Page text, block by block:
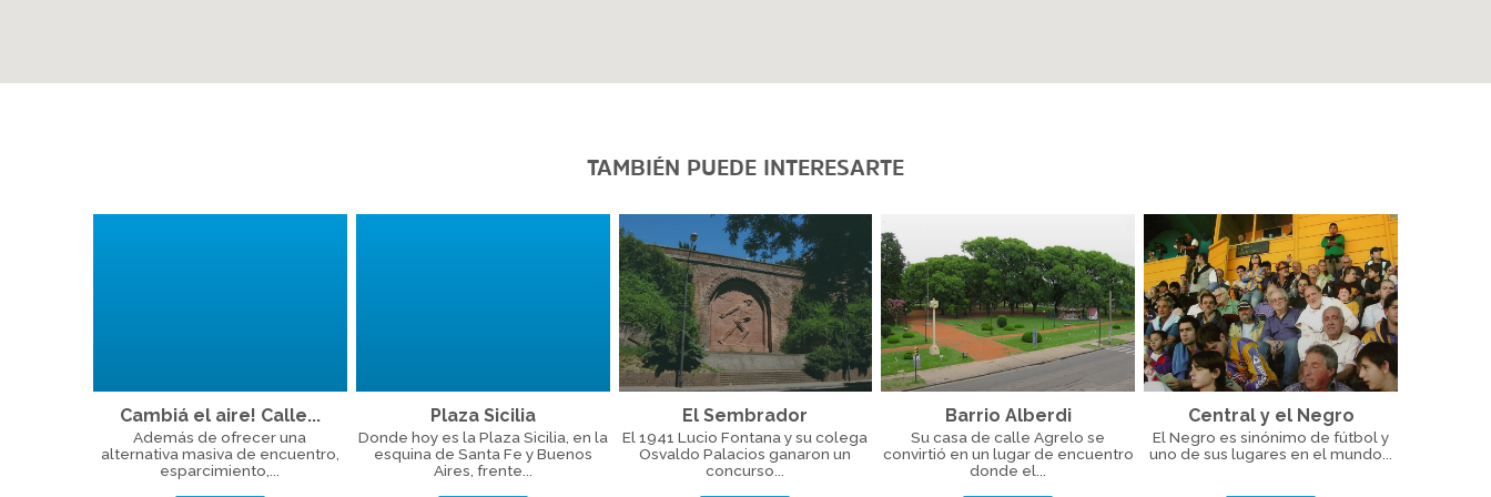
TAMBIÉN PUEDE INTERESARTE
Cambiá el aire! Calle...
Además de ofrecer una
alternativa masiva de encuentro,
esparcimiento,...
Plaza Sicilia
Donde hoy es la Plaza Sicilia, en la
esquina de Santa Fe y Buenos
Aires, frente...
El Sembrador
El 1941 Lucio Fontana y su colega
Osvaldo Palacios ganaron un
concurso...
Barrio Alberdi
Su casa de calle Agrelo se
convirtió en un lugar de encuentro
donde el...
Central y el Negro
El Negro es sinónimo de fútbol y
uno de sus lugares en el mundo...